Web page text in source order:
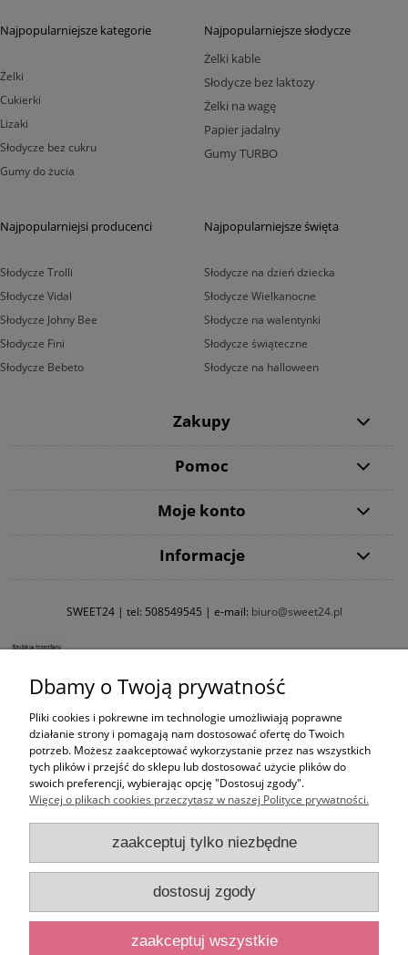
Najpopularniejsze kategorie
Żelki
Cukierki
Lizaki
Słodycze bez cukru
Gumy do żucia
Najpopularniejsze słodycze
Żelki kable
Słodycze bez laktozy
Żelki na wagę
Papier jadalny
Gumy TURBO
Najpopularniejsi producenci
Słodycze Trolli
Słodycze Vidal
Słodycze Johny Bee
Słodycze Fini
Słodycze Bebeto
Najpopularniejsze święta
Słodycze na dzień dziecka
Słodycze Wielkanocne
Słodycze na walentynki
Słodycze świąteczne
Słodycze na halloween
Zakupy
Pomoc
Moje konto
Informacje
SWEET24 | tel: 508549545 | e-mail: biuro@sweet24.pl
Dbamy o Twoją prywatność
Pliki cookies i pokrewne im technologie umożliwiają poprawne
działanie strony i pomagają nam dostosować ofertę do Twoich
potrzeb. Możesz zaakceptować wykorzystanie przez nas wszystkich
tych plików i przejść do sklepu lub dostosować użycie plików do
swoich preferencji, wybierając opcję "Dostosuj zgody".
Więcej o plikach cookies przeczytasz w naszej Polityce prywatności.
zaakceptuj tylko niezbędne
dostosuj zgody
zaakceptuj wszystkie